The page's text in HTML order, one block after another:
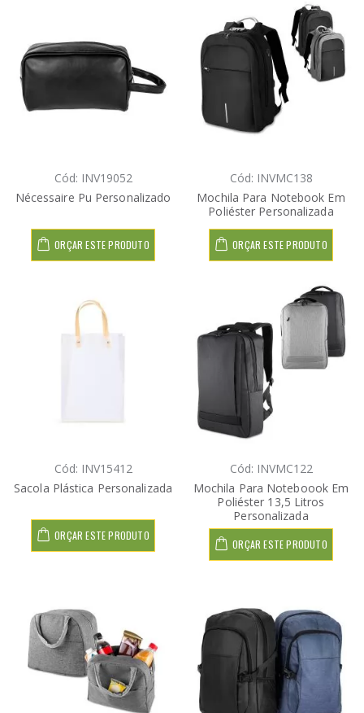
Cód: INV19052
Nécessaire Pu Personalizado
ORÇAR ESTE PRODUTO
Cód: INVMC138
Mochila Para Notebook Em
Poliéster Personalizada
ORÇAR ESTE PRODUTO
Cód: INV15412
Sacola Plástica Personalizada
ORÇAR ESTE PRODUTO
Cód: INVMC122
Mochila Para Noteboook Em
Poliéster 13,5 Litros
Personalizada
ORÇAR ESTE PRODUTO